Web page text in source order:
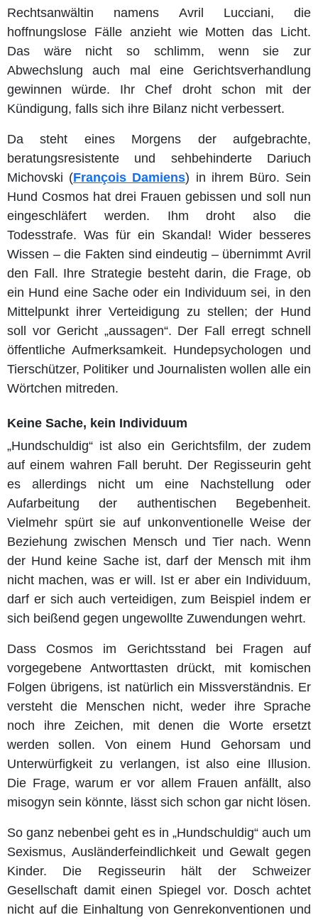
Rechtsanwältin namens Avril Lucciani, die
hoffnungslose Fälle anzieht wie Motten das Licht.
Das wäre nicht so schlimm, wenn sie zur
Abwechslung auch mal eine Gerichtsverhandlung
gewinnen würde. Ihr Chef droht schon mit der
Kündigung, falls sich ihre Bilanz nicht verbessert.
Da steht eines Morgens der aufgebrachte,
beratungsresistente und sehbehinderte Dariuch
Michovski (François Damiens) in ihrem Büro. Sein
Hund Cosmos hat drei Frauen gebissen und soll nun
eingeschläfert werden. Ihm droht also die
Todesstrafe. Was für ein Skandal! Wider besseres
Wissen – die Fakten sind eindeutig – übernimmt Avril
den Fall. Ihre Strategie besteht darin, die Frage, ob
ein Hund eine Sache oder ein Individuum sei, in den
Mittelpunkt ihrer Verteidigung zu stellen; der Hund
soll vor Gericht „aussagen“. Der Fall erregt schnell
öffentliche Aufmerksamkeit. Hundepsychologen und
Tierschützer, Politiker und Journalisten wollen alle ein
Wörtchen mitreden.
Keine Sache, kein Individuum
„Hundschuldig“ ist also ein Gerichtsfilm, der zudem
auf einem wahren Fall beruht. Der Regisseurin geht
es allerdings nicht um eine Nachstellung oder
Aufarbeitung der authentischen Begebenheit.
Vielmehr spürt sie auf unkonventionelle Weise der
Beziehung zwischen Mensch und Tier nach. Wenn
der Hund keine Sache ist, darf der Mensch mit ihm
nicht machen, was er will. Ist er aber ein Individuum,
darf er sich auch verteidigen, zum Beispiel indem er
sich beißend gegen ungewollte Zuwendungen wehrt.
Dass Cosmos im Gerichtsstand bei Fragen auf
vorgegebene Antworttasten drückt, mit komischen
Folgen übrigens, ist natürlich ein Missverständnis. Er
versteht die Menschen nicht, weder ihre Sprache
noch ihre Zeichen, mit denen die Worte ersetzt
werden sollen. Von einem Hund Gehorsam und
Unterwürfigkeit zu verlangen, ist also eine Illusion.
Die Frage, warum er vor allem Frauen anfällt, also
misogyn sein könnte, lässt sich schon gar nicht lösen.
So ganz nebenbei geht es in „Hundschuldig“ auch um
Sexismus, Ausländerfeindlichkeit und Gewalt gegen
Kinder. Die Regisseurin hält der Schweizer
Gesellschaft damit einen Spiegel vor. Dosch achtet
nicht auf die Einhaltung von Genrekonventionen und